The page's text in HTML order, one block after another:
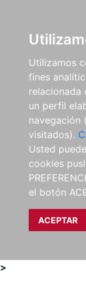
Utilizamos
fines
relacionada
un perfil
navegación
visitados).
Usted
cookies
el botón
ACEPTAR
>